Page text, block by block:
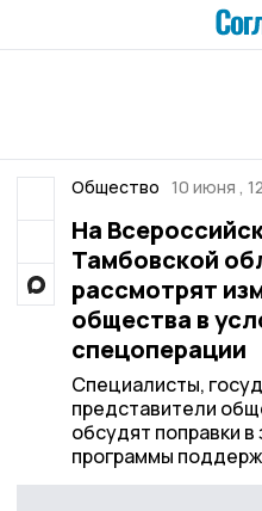
Общество 10 июня ,
На
Тамбовской
рассмотрят
общества в
спецоперации
Специалисты,
представители
обсудят поправки
программы